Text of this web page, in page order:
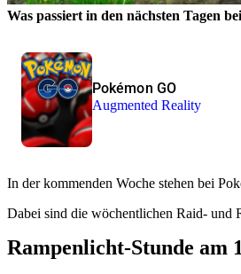
Was passiert in den nächsten Tagen bei
Pokémon GO
Augmented Reality
In der kommenden Woche stehen bei
Dabei sind die wöchentlichen Raid- und
Rampenlicht-Stunde am